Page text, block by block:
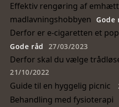
Effektiv rengøring af
madlavningshobbyen Gode
Derfor er e-cigaretten et
Gode råd 27/03/2023
Derfor skal du vælge
21/10/2022
Guide til en hyggelig picnic
Behandling med fysioterapi